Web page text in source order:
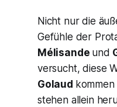
Nicht nur die
Gefühle der
Mélisande und
versucht, diese
Golaud
stehen allein